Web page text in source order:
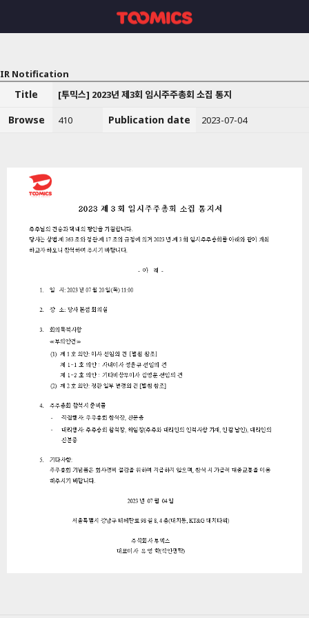
IR Notification
Title [투믹스] 2023년 제3회 임시주주총회 소집 통지
Browse 410 Publication date 2023-07-04